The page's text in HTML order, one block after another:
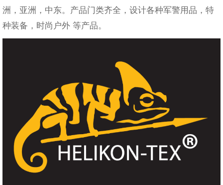
洲，亚洲，中东。产品门类齐全，设计各种军警用品，特
种装备，时尚户外 等产品。